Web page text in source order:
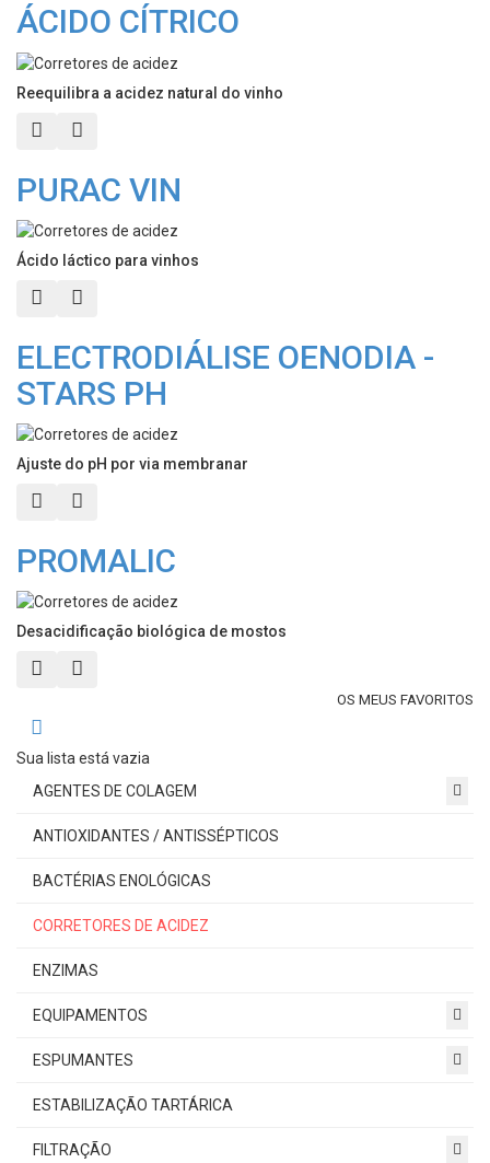
ÁCIDO CÍTRICO
Reequilibra a acidez natural do vinho
Vista rápida
PURAC VIN
Ácido láctico para vinhos
ELECTRODIÁLISE OENODIA -
STARS PH
Ajuste do pH por via membranar
PROMALIC
Desacidificação biológica de mostos
OS MEUS FAVORITOS
Sua lista está vazia
AGENTES DE COLAGEM
ANTIOXIDANTES / ANTISSÉPTICOS
BACTÉRIAS ENOLÓGICAS
CORRETORES DE ACIDEZ
ENZIMAS
EQUIPAMENTOS
ESPUMANTES
ESTABILIZAÇÃO TARTÁRICA
FILTRAÇÃO